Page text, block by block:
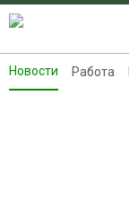
Новости
Новости Работа